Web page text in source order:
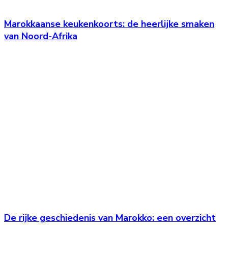
Marokkaanse keukenkoorts: de heerlijke smaken
van Noord-Afrika
De rijke geschiedenis van Marokko: een overzicht